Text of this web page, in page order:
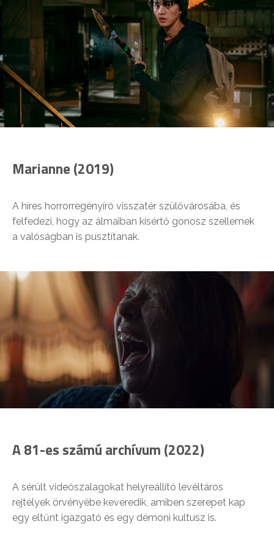
Marianne (2019)
A híres horrorregényíró visszatér szülővárosába, és
felfedezi, hogy az álmaiban kísértő gonosz szellemek
a valóságban is pusztítanak.
A 81-es számú archívum (2022)
A sérült videószalagokat helyreállító levéltáros
rejtélyek örvényébe keveredik, amiben szerepet kap
egy eltűnt igazgató és egy démoni kultusz is.